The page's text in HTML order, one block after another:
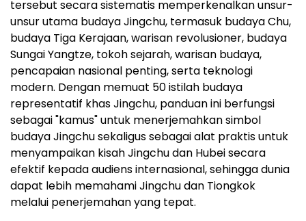
tersebut secara sistematis memperkenalkan unsur-
unsur utama budaya Jingchu, termasuk budaya Chu,
budaya Tiga Kerajaan, warisan revolusioner, budaya
Sungai Yangtze, tokoh sejarah, warisan budaya,
pencapaian nasional penting, serta teknologi
modern. Dengan memuat 50 istilah budaya
representatif khas Jingchu, panduan ini berfungsi
sebagai "kamus" untuk menerjemahkan simbol
budaya Jingchu sekaligus sebagai alat praktis untuk
menyampaikan kisah Jingchu dan Hubei secara
efektif kepada audiens internasional, sehingga dunia
dapat lebih memahami Jingchu dan Tiongkok
melalui penerjemahan yang tepat.